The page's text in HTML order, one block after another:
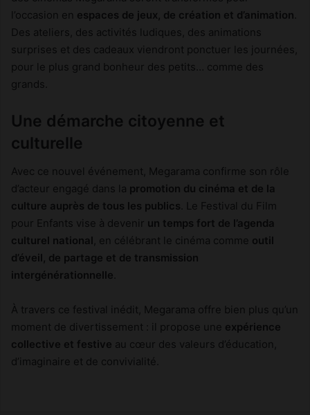
l’occasion en espaces de jeux, de création et d’animation
Des ateliers, des activités ludiques, des animations
surprises et des cadeaux viendront ponctuer les journées,
pour le plus grand bonheur des petits… comme des
grands.
Une démarche citoyenne et
culturelle
Avec ce nouvel événement, Megarama confirme son rôle
d’acteur engagé dans la promotion du cinéma et de la
culture auprès de tous les publics . Le Festival du Film
pour Enfants vise à devenir un temps fort de l’agenda
culturel national , en célébrant le cinéma comme outil
d’éveil, de partage et de transmission
intergénérationnelle
À travers ce festival inédit, Megarama offre bien plus qu’un
moment de divertissement : il propose une expérience
collective et festive au cœur des valeurs d’éducation,
d’imaginaire et de convivialité.